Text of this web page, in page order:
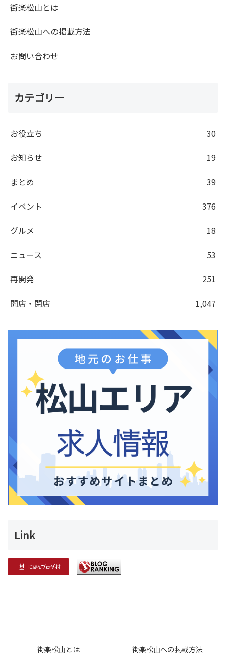
街楽松山とは
街楽松山への掲載方法
お問い合わせ
カテゴリー
お役立ち
30
お知らせ
19
まとめ
39
イベント
376
グルメ
18
ニュース
53
再開発
251
開店・閉店
1,047
Link
街楽松山とは 街楽松山への掲載方法